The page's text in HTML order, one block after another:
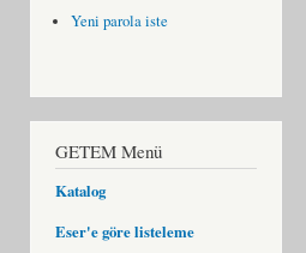
Yeni parola iste
GETEM Menü
Katalog
Eser'e göre listeleme